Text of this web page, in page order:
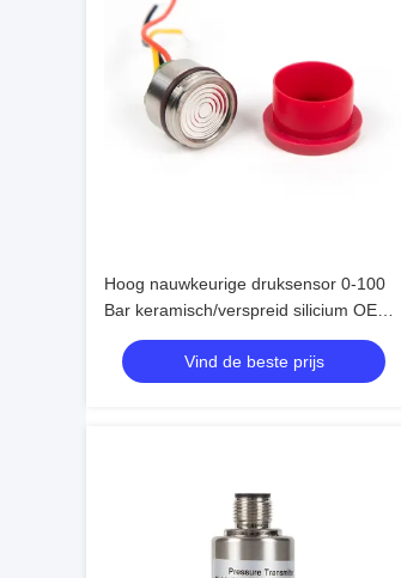
Hoog nauwkeurige druksensor 0-100
Bar keramisch/verspreid silicium OEM
aanpasbaar
Vind de beste prijs